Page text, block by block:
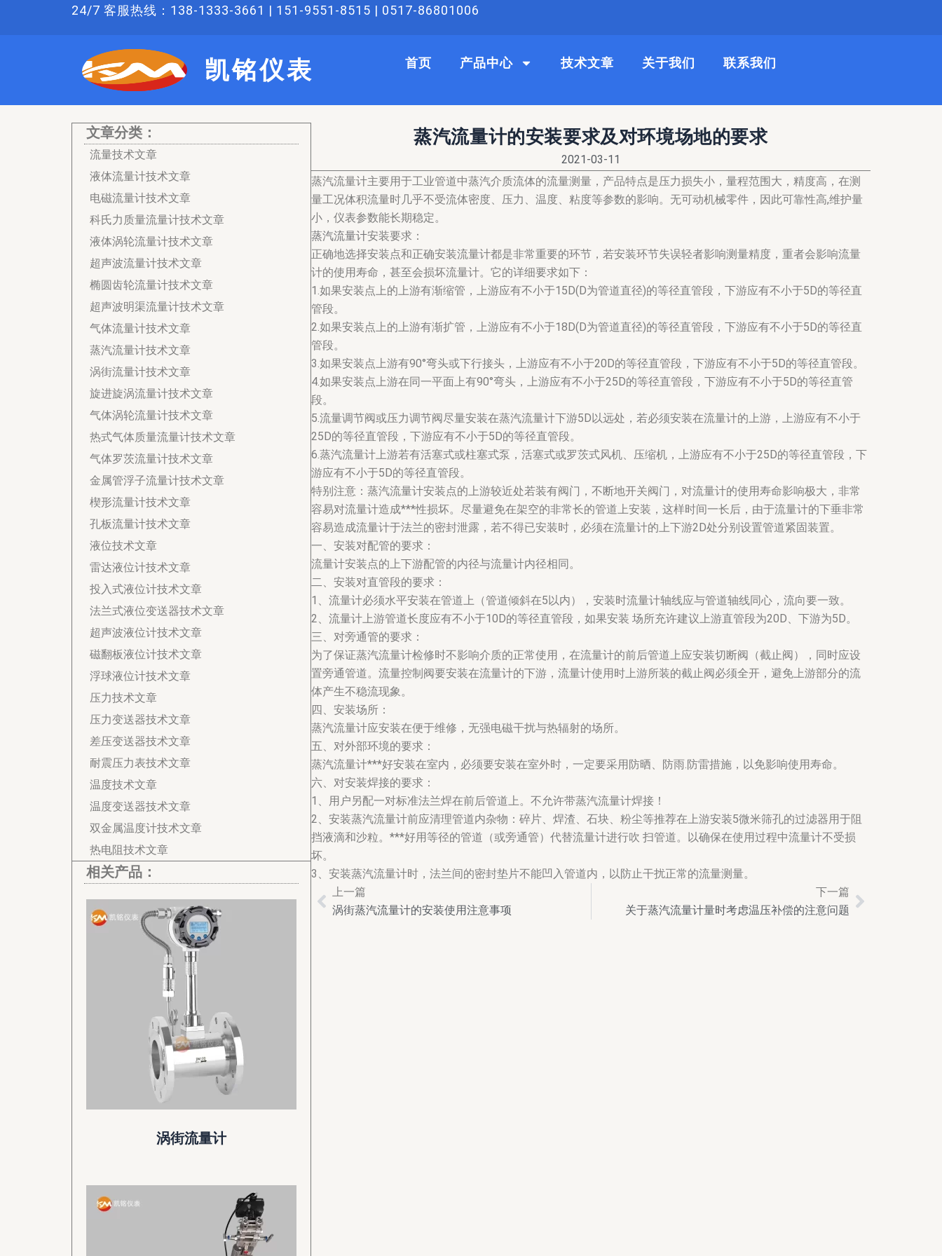
24/7 客服热线：138-1333-3661 | 151-9551-8515 | 0517-86801006
凯铭仪表 首页 产品中心 技术文章 关于我们 联系我们
文章分类：
流量技术文章
液体流量计技术文章
电磁流量计技术文章
科氏力质量流量计技术文章
液体涡轮流量计技术文章
超声波流量计技术文章
椭圆齿轮流量计技术文章
超声波明渠流量计技术文章
气体流量计技术文章
蒸汽流量计技术文章
涡街流量计技术文章
旋进旋涡流量计技术文章
气体涡轮流量计技术文章
热式气体质量流量计技术文章
气体罗茨流量计技术文章
金属管浮子流量计技术文章
楔形流量计技术文章
孔板流量计技术文章
液位技术文章
雷达液位计技术文章
投入式液位计技术文章
法兰式液位变送器技术文章
超声波液位计技术文章
磁翻板液位计技术文章
浮球液位计技术文章
压力技术文章
压力变送器技术文章
差压变送器技术文章
耐震压力表技术文章
温度技术文章
温度变送器技术文章
双金属温度计技术文章
热电阻技术文章
相关产品：
涡街流量计
蒸汽流量计的安装要求及对环境场地的要求
2021-03-11
蒸汽流量计主要用于工业管道中蒸汽介质流体的流量测量，产品特点是压力损失小，量程范围大，精度高，在测
量工况体积流量时几乎不受流体密度、压力、温度、粘度等参数的影响。无可动机械零件，因此可靠性高,维护量
小，仪表参数能长期稳定。
蒸汽流量计安装要求：
正确地选择安装点和正确安装流量计都是非常重要的环节，若安装环节失误轻者影响测量精度，重者会影响流量
计的使用寿命，甚至会损坏流量计。它的详细要求如下：
1.如果安装点上的上游有渐缩管，上游应有不小于15D(D为管道直径)的等径直管段，下游应有不小于5D的等径直
管段。
2.如果安装点上的上游有渐扩管，上游应有不小于18D(D为管道直径)的等径直管段，下游应有不小于5D的等径直
管段。
3.如果安装点上游有90°弯头或下行接头，上游应有不小于20D的等径直管段，下游应有不小于5D的等径直管段。
4.如果安装点上游在同一平面上有90°弯头，上游应有不小于25D的等径直管段，下游应有不小于5D的等径直管
段。
5.流量调节阀或压力调节阀尽量安装在蒸汽流量计下游5D以远处，若必须安装在流量计的上游，上游应有不小于
25D的等径直管段，下游应有不小于5D的等径直管段。
6.蒸汽流量计上游若有活塞式或柱塞式泵，活塞式或罗茨式风机、压缩机，上游应有不小于25D的等径直管段，下
游应有不小于5D的等径直管段。
特别注意：蒸汽流量计安装点的上游较近处若装有阀门，不断地开关阀门，对流量计的使用寿命影响极大，非常
容易对流量计造成***性损坏。尽量避免在架空的非常长的管道上安装，这样时间一长后，由于流量计的下垂非常
容易造成流量计于法兰的密封泄露，若不得已安装时，必须在流量计的上下游2D处分别设置管道紧固装置。
一、安装对配管的要求：
流量计安装点的上下游配管的内径与流量计内径相同。
二、安装对直管段的要求：
1、流量计必须水平安装在管道上（管道倾斜在5以内），安装时流量计轴线应与管道轴线同心，流向要一致。
2、流量计上游管道长度应有不小于10D的等径直管段，如果安装 场所充许建议上游直管段为20D、下游为5D。
三、对旁通管的要求：
为了保证蒸汽流量计检修时不影响介质的正常使用，在流量计的前后管道上应安装切断阀（截止阀），同时应设
置旁通管道。流量控制阀要安装在流量计的下游，流量计使用时上游所装的截止阀必须全开，避免上游部分的流
体产生不稳流现象。
四、安装场所：
蒸汽流量计应安装在便于维修，无强电磁干扰与热辐射的场所。
五、对外部环境的要求：
蒸汽流量计***好安装在室内，必须要安装在室外时，一定要采用防晒、防雨.防雷措施，以免影响使用寿命。
六、对安装焊接的要求：
1、用户另配一对标准法兰焊在前后管道上。不允许带蒸汽流量计焊接！
2、安装蒸汽流量计前应清理管道内杂物：碎片、焊渣、石块、粉尘等推荐在上游安装5微米筛孔的过滤器用于阻
挡液滴和沙粒。***好用等径的管道（或旁通管）代替流量计进行吹 扫管道。以确保在使用过程中流量计不受损
坏。
3、安装蒸汽流量计时，法兰间的密封垫片不能凹入管道内，以防止干扰正常的流量测量。
Prev
上一篇
涡街蒸汽流量计的安装使用注意事项
下一篇
关于蒸汽流量计量时考虑温压补偿的注意问题 Next